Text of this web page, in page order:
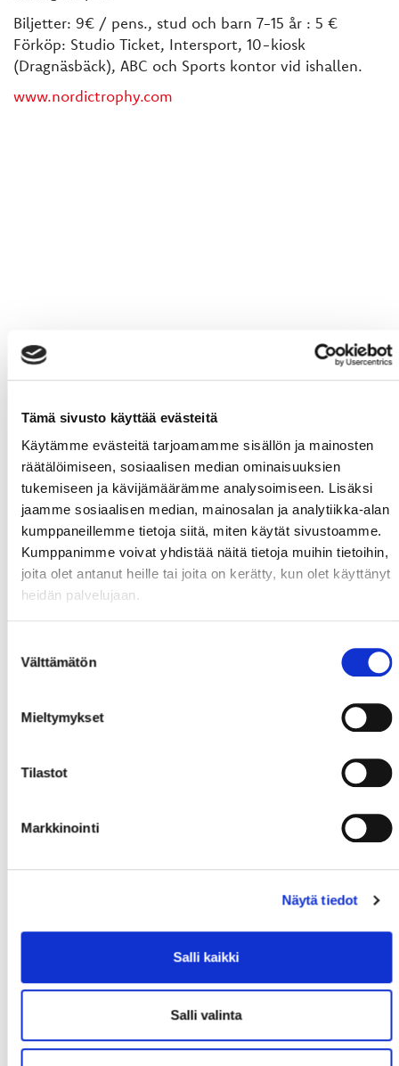
Tämä sivusto käyttää evästeitä
Käytämme evästeitä tarjoamamme sisällön ja mainosten
räätälöimiseen, sosiaalisen median ominaisuuksien
tukemiseen ja kävijämäärämme analysoimiseen. Lisäksi
jaamme sosiaalisen median, mainosalan ja analytiikka-alan
kumppaneillemme tietoja siitä, miten käytät sivustoamme.
Kumppanimme voivat yhdistää näitä tietoja muihin tietoihin,
joita olet antanut heille tai joita on kerätty, kun olet käyttänyt
heidän palvelujaan.
valinta
Välttämätön
Mieltymykset
Tilastot
Markkinointi
Näytä tiedot
Salli kaikki
Salli valinta
Biljetter: 9€ / pens., stud och barn 7-15 år : 5 €
Förköp: Studio Ticket, Intersport, 10-kiosk
(Dragnäsbäck), ABC och Sports kontor vid ishallen.
www.nordictrophy.com